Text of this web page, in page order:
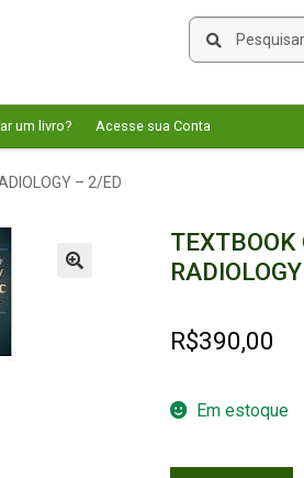
Pesquisar
Pesquisar
um livro? Acesse sua Conta
– 2/ED
TEXTBOOK
R$390,00
Em estoque